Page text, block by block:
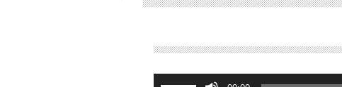
برای
افزایش